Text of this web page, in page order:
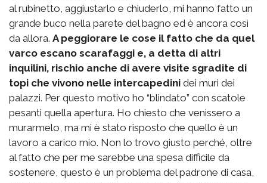
al rubinetto, aggiustarlo e chiuderlo, mi hanno fatto un
grande buco nella parete del bagno ed è ancora così
da allora. A peggiorare le cose il fatto che da quel
varco escano scarafaggi e, a detta di altri
inquilini, rischio anche di avere visite sgradite di
topi che vivono nelle intercapedini dei muri dei
palazzi. Per questo motivo ho “blindato” con scatole
pesanti quella apertura. Ho chiesto che venissero a
murarmelo, ma mi è stato risposto che quello è un
lavoro a carico mio. Non lo trovo giusto perché, oltre
al fatto che per me sarebbe una spesa difficile da
sostenere, questo è un problema del padrone di casa,